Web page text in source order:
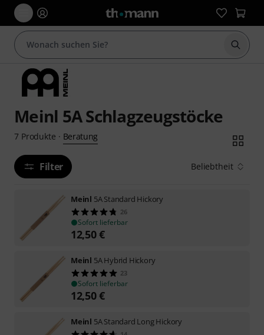
Suche
Meinl 5A Schlagzeugstöcke
7 Produkte · Beratung
Filter Beliebtheit
Meinl 5A Standard Hickory
26
Sofort lieferbar
12,50€
Meinl 5A Hybrid Hickory
23
Sofort lieferbar
12,50€
Meinl 5A Standard Long Hickory